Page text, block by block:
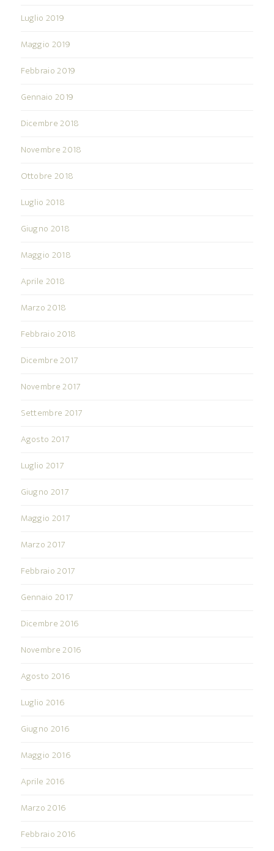
Luglio 2019
Maggio 2019
Febbraio 2019
Gennaio 2019
Dicembre 2018
Novembre 2018
Ottobre 2018
Luglio 2018
Giugno 2018
Maggio 2018
Aprile 2018
Marzo 2018
Febbraio 2018
Dicembre 2017
Novembre 2017
Settembre 2017
Agosto 2017
Luglio 2017
Giugno 2017
Maggio 2017
Marzo 2017
Febbraio 2017
Gennaio 2017
Dicembre 2016
Novembre 2016
Agosto 2016
Luglio 2016
Giugno 2016
Maggio 2016
Aprile 2016
Marzo 2016
Febbraio 2016